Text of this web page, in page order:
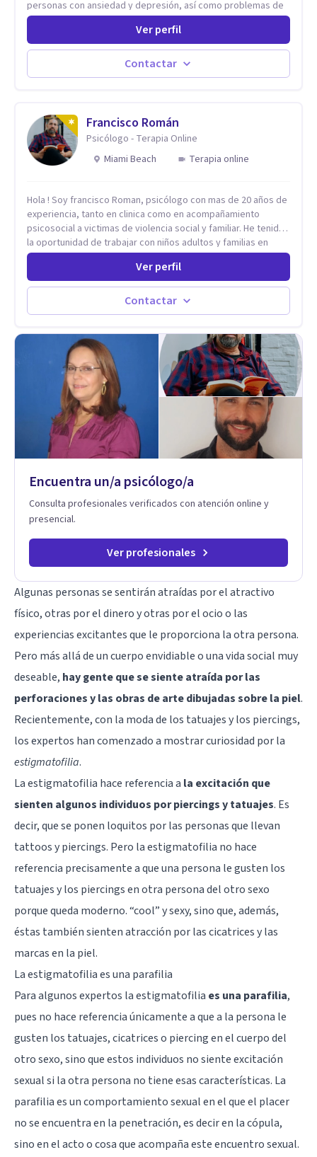
personas con ansiedad y depresión, así como problemas de
conducta y comportamiento. Desarrollo de personas
Estableciendo metas a corto y largo plazo, es vital para la
vida de cada uno tener su propia vision.
Ver perfil
Contactar
Francisco Román
Psicólogo - Terapia Online
Miami Beach
Terapia online
Hola ! Soy francisco Roman, psicólogo con mas de 20 años de
experiencia, tanto en clinica como en acompañamiento
psicosocial a victimas de violencia social y familiar. He tenido
la oportunidad de trabajar con niños adultos y familias en
todos los espacios y esto me ha dado un una variedad de
aprendizajes que ahora pongo a tu disposicion. En la
actualidad puedo atenderte de manera presencial y/o virtual,
de lunes a sabado. el costo de cada sesión lo acordamos en
el primer contacto
Ver perfil
Contactar
Encuentra un/a psicólogo/a
Consulta profesionales verificados con atención online y
presencial.
Ver profesionales
Algunas personas se sentirán atraídas por elatractivo
físico, otras por el dinero y otras por el ocio o las
experiencias excitantes que le proporciona la otra persona.
Pero más allá de un cuerpo envidiable o una vida social muy
deseable, hay gente que se siente atraída por las
perforaciones y las obras de arte dibujadas sobre la piel.
Recientemente, con la moda de los tatuajes y los piercings,
los expertos han comenzado a mostrar curiosidad por la
estigmatofilia.
La estigmatofilia hace referencia a la excitación que
sienten algunos individuos por piercings y tatuajes. Es
decir, que se ponen loquitos por las personas que llevan
tattoos y piercings. Pero la estigmatofilia no hace
referencia precisamente a que una persona le gusten los
tatuajes y los piercings en otra persona del otro sexo
porque queda moderno. “cool” y sexy, sino que, además,
éstas también sienten atracción por las cicatrices y las
marcas en la piel.
La estigmatofilia es una parafilia
Para algunos expertos la estigmatofilia es una parafilia,
pues no hace referencia únicamente a que a la persona le
gusten los tatuajes, cicatrices o piercing en el cuerpo del
otro sexo, sino que estos individuos no siente excitación
sexual si la otra persona no tiene esas características. La
parafilia es un comportamiento sexual en el que el placer
no se encuentra en la penetración, es decir en la cópula,
sino en el acto o cosa que acompaña este encuentro sexual.